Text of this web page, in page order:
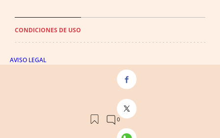
CONDICIONES DE USO
AVISO LEGAL